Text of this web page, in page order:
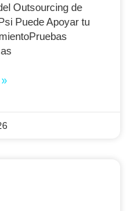
Outsourcing de
Puede Apoyar tu